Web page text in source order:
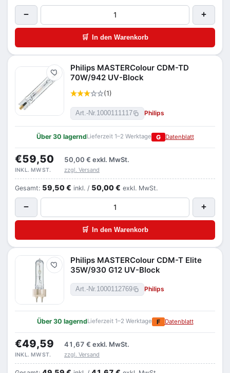
− +
🛒 In den Warenkorb
Merken
Philips MASTERColour CDM-TD
70W/942 UV-Block
(1)
Art.-Nr. 1000111117 Philips
Über 30 lagerndLieferzeit 1–2 Werktage G Datenblatt
€59,50 50,00 € exkl. MwSt.
INKL. MWST. zzgl. Versand
Gesamt: 59,50 € inkl. / 50,00 € exkl. MwSt.
− +
🛒 In den Warenkorb
Merken
Philips MASTERColour CDM-T Elite
35W/930 G12 UV-Block
Art.-Nr. 1000112769 Philips
Über 30 lagerndLieferzeit 1–2 Werktage F Datenblatt
€49,59 41,67 € exkl. MwSt.
INKL. MWST. zzgl. Versand